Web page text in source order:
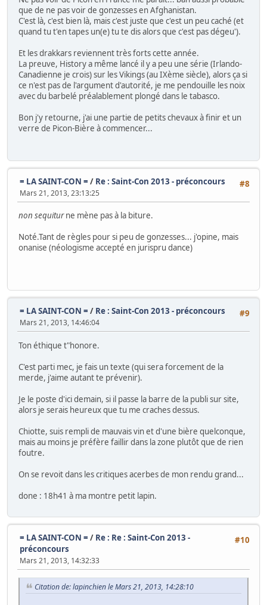
que de ne pas voir de gonzesses en Afghanistan.
C'est là, c'est bien là, mais c'est juste que c'est un peu caché (et
quand tu t'en tapes un(e) tu te dis alors que c'est pas dégeu').
Et les drakkars reviennent très forts cette année.
La preuve, History a même lancé il y a peu une série (Irlando-
Canadienne je crois) sur les Vikings (au IXème siècle), alors ça si
ce n'est pas de l'argument d'autorité, je me pendouille les noix
avec du barbelé préalablement plongé dans le tabasco.
Bon j'y retourne, j'ai une partie de petits chevaux à finir et un
verre de Picon-Bière à commencer...
#8
= LA SAINT-CON = / Re : Saint-Con 2013 - préconcours
Mars 21, 2013, 23:13:25
non sequiturne mène pas à la biture.
Noté.Tant de règles pour si peu de gonzesses... j'opine, mais
onanise (néologisme accepté en jurispru dance)
#9
= LA SAINT-CON = / Re : Saint-Con 2013 - préconcours
Mars 21, 2013, 14:46:04
Ton éthique t"honore.
C'est parti mec, je fais un texte (qui sera forcement de la
merde, j'aime autant te prévenir).
Je le poste d'ici demain, si il passe la barre de la publi sur site,
alors je serais heureux que tu me craches dessus.
Chiotte, suis rempli de mauvais vin et d'une bière quelconque,
mais au moins je préfère faillir dans la zone plutôt que de rien
foutre.
On se revoit dans les critiques acerbes de mon rendu grand...
done : 18h41 à ma montre petit lapin.
#10
= LA SAINT-CON = / Re : Re : Saint-Con 2013 -
préconcours
Mars 21, 2013, 14:32:33
Citation de: lapinchien le Mars 21, 2013, 14:28:10